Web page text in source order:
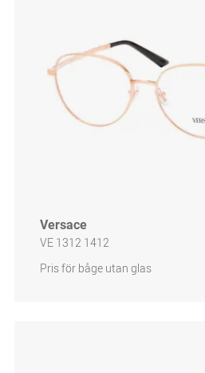
Versace
VE 1312 1412
Pris för båge utan glas